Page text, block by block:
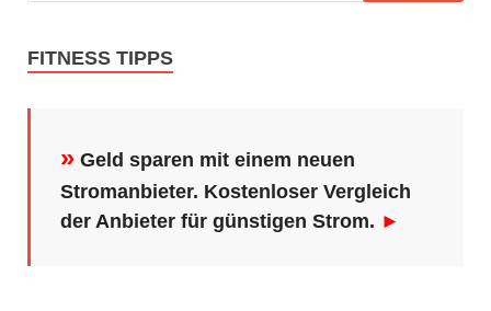
FITNESS TIPPS
» Geld sparen mit einem neuen
Stromanbieter. Kostenloser Vergleich
der Anbieter für günstigen Strom. ►